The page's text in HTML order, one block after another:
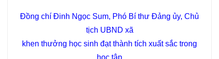
Đồng chí Đinh Ngọc Sum, Phó Bí thư Đảng ủy, Chủ
tịch UBND xã
khen thưởng học sinh đạt thành tích xuất sắc trong